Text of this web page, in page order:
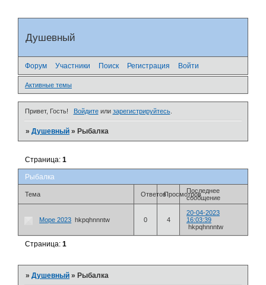
Душевный
Форум Участники Поиск Регистрация Войти
Активные темы
Привет, Гость! Войдитеили зарегистрируйтесь.
»Душевный »Рыбалка
Рыбалка
Страница:1
Тема ОтветовПросмотровПоследнее
сообщение
Море 2023 hkpqhnnntw 0 4
20-04-2023
16:03:39
hkpqhnnntw
Страница:1
»Душевный »Рыбалка